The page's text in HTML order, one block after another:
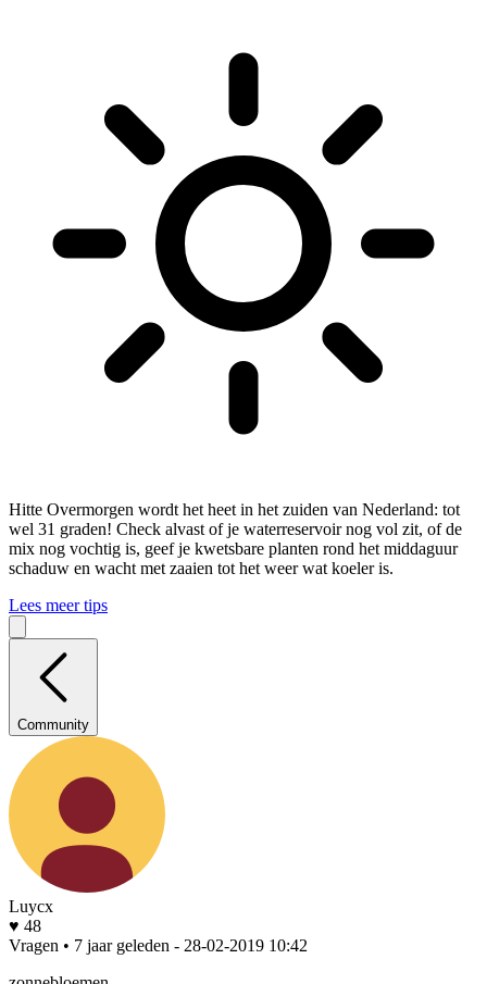
Hitte Overmorgen wordt het heet in het zuiden van Nederland: tot
wel 31 graden! Check alvast of je waterreservoir nog vol zit, of de
mix nog vochtig is, geef je kwetsbare planten rond het middaguur
schaduw en wacht met zaaien tot het weer wat koeler is.
Lees meer tips
Community
Luycx
♥ 48
Vragen • 7 jaar geleden - 28-02-2019 10:42